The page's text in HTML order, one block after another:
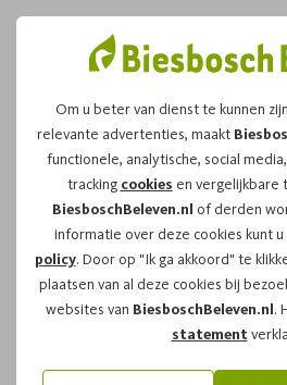
Om u beter van dienst te kunnen
relevante advertenties, maakt
functionele, analytische, social
tracking cookies en vergelijkbare
BiesboschBeleven.nl of derden
informatie over deze cookies kunt u
policy. Door op "Ik ga akkoord" te
plaatsen van al deze cookies bij
websites van BiesboschBeleven.nl.
statement
Leuk dat u
arrangement!
Om te reserveren voor de
zaterdag 17-10-2026om 12:00
onderstaand formulier in te